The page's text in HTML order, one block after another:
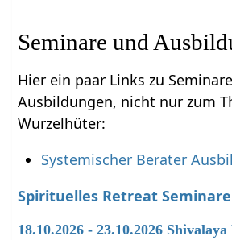
Seminare und
Hier ein paar Links zu
Ausbildungen, nicht nur zum
Wurzelhüter:
Systemischer Berater
Spirituelles Retreat Seminare
18.10.2026 - 23.10.2026